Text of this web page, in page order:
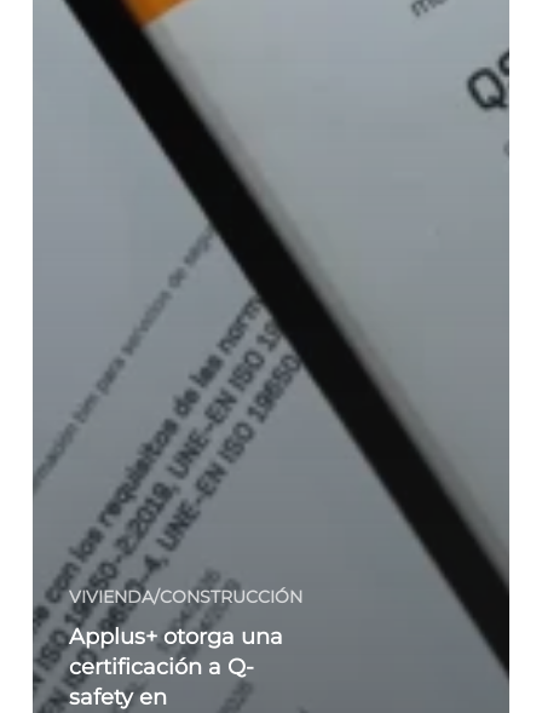
VIVIENDA/CONSTRUCCIÓN
Applus+ otorga una
certificación a Q-
safety en